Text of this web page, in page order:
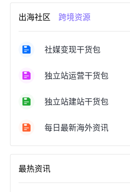
跨境电商市场跨境电商创业跨
跨境电商开店跨境电商营销
跨境电商商品个人跨境电商跨
郑州跨境电商跨境电商趋势
跨境电商费用美国跨境电商
天津跨境电商东南亚跨境电商
跨境电商b2b阿里巴巴跨境电商
跨境电商关税
跨境电商建站
浙江跨境电商宁波跨境电商跨
出海社区 跨境资源
社媒变现干货包
独立站运营干货包
独立站建站干货包
每日最新海外资讯
最热资讯